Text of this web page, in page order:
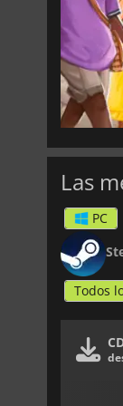
Las
PC
Todos